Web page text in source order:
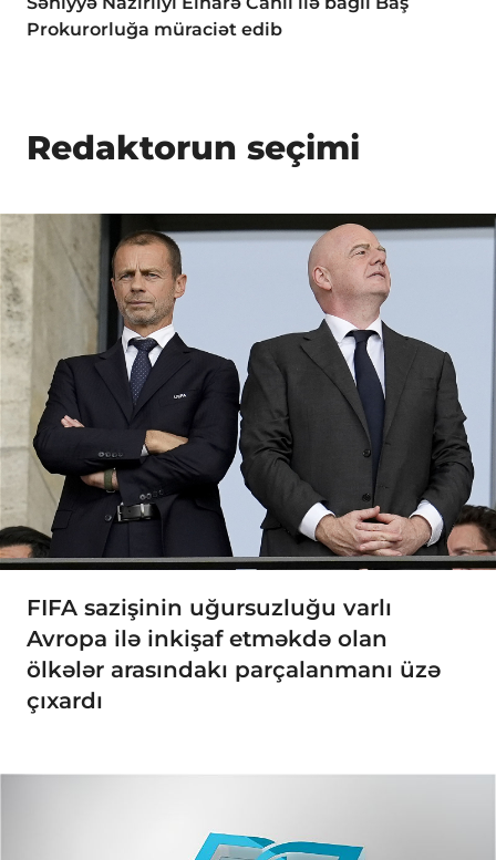
Prokurorluğa müraciət edib
Redaktorun seçimi
FIFA sazişinin uğursuzluğu varlı
Avropa ilə inkişaf etməkdə olan
ölkələr arasındakı parçalanmanı üzə
çıxardı